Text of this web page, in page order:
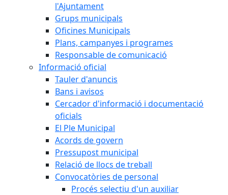
l'Ajuntament
Grups municipals
Oficines Municipals
Plans, campanyes i programes
Responsable de comunicació
Informació oficial
Tauler d'anuncis
Bans i avisos
Cercador d'informació i documentació
oficials
El Ple Municipal
Acords de govern
Pressupost municipal
Relació de llocs de treball
Convocatòries de personal
Procés selectiu d'un auxiliar